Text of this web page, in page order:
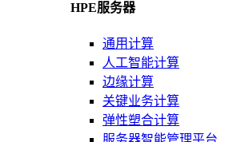
HPE服务器
通用计算
人工智能计算
边缘计算
关键业务计算
弹性塑合计算